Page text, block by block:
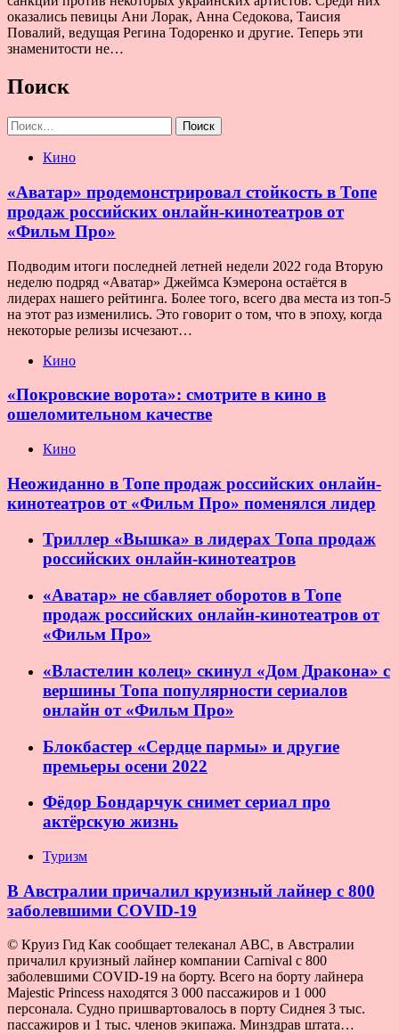
оказались певицы Ани Лорак, Анна Седокова, Таисия
Повалий, ведущая Регина Тодоренко и другие. Теперь эти
знаменитости не…
Поиск
Найти:
Кино
«Аватар» продемонстрировал стойкость в Топе
продаж российских онлайн-кинотеатров от
«Фильм Про»
Подводим итоги последней летней недели 2022 года Вторую
неделю подряд «Аватар» Джеймса Кэмерона остаётся в
лидерах нашего рейтинга. Более того, всего два места из топ-5
на этот раз изменились. Это говорит о том, что в эпоху, когда
некоторые релизы исчезают…
Кино
«Покровские ворота»: смотрите в кино в
ошеломительном качестве
Кино
Неожиданно в Топе продаж российских онлайн-
кинотеатров от «Фильм Про» поменялся лидер
Триллер «Вышка» в лидерах Топа продаж
российских онлайн-кинотеатров
«Аватар» не сбавляет оборотов в Топе
продаж российских онлайн-кинотеатров от
«Фильм Про»
«Властелин колец» скинул «Дом Дракона» с
вершины Топа популярности сериалов
онлайн от «Фильм Про»
Блокбастер «Сердце пармы» и другие
премьеры осени 2022
Фёдор Бондарчук снимет сериал про
актёрскую жизнь
Туризм
В Австралии причалил круизный лайнер с 800
заболевшими COVID-19
© Круиз Гид Как сообщает телеканал ABC, в Австралии
причалил круизный лайнер компании Carnival с 800
заболевшими COVID-19 на борту. Всего на борту лайнера
Majestic Princess находятся 3 000 пассажиров и 1 000
персонала. Судно пришвартовалось в порту Сиднея 3 тыс.
пассажиров и 1 тыс. членов экипажа. Минздрав штата…